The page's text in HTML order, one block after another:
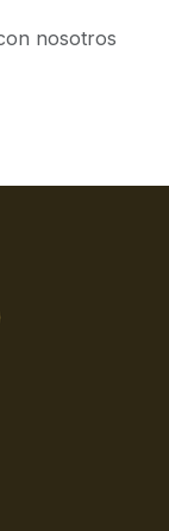
nosotros